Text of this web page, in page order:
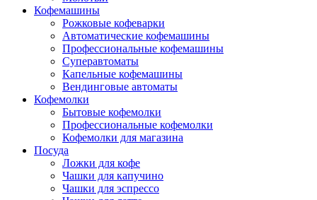
Кофемашины
Рожковые кофеварки
Автоматические кофемашины
Профессиональные кофемашины
Суперавтоматы
Капельные кофемашины
Вендинговые автоматы
Кофемолки
Бытовые кофемолки
Профессиональные кофемолки
Кофемолки для магазина
Посуда
Ложки для кофе
Чашки для капучино
Чашки для эспрессо